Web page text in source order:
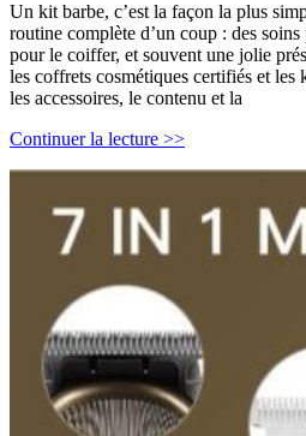
Un kit barbe, c’est la façon la plus
routine complète d’un coup : des
pour le coiffer, et souvent une jolie
les coffrets cosmétiques certifiés et
les accessoires, le contenu et la
Meilleur
homme
Continuer la lecture >>